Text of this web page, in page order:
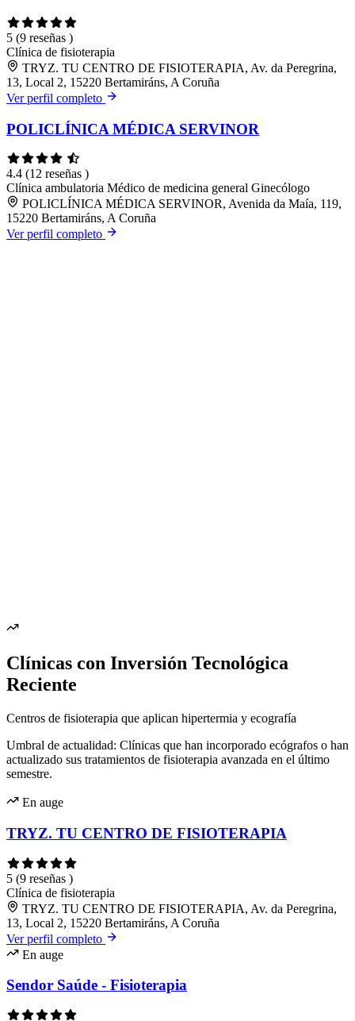
5 (9 reseñas )
Clínica de fisioterapia
TRYZ. TU CENTRO DE FISIOTERAPIA, Av. da Peregrina,
13, Local 2, 15220 Bertamiráns, A Coruña
Ver perfil completo
POLICLÍNICA MÉDICA SERVINOR
4.4 (12 reseñas )
Clínica ambulatoria Médico de medicina general Ginecólogo
POLICLÍNICA MÉDICA SERVINOR, Avenida da Maía, 119,
15220 Bertamiráns, A Coruña
Ver perfil completo
Clínicas con Inversión Tecnológica
Reciente
Centros de fisioterapia que aplican hipertermia y ecografía
Umbral de actualidad: Clínicas que han incorporado ecógrafos o han
actualizado sus tratamientos de fisioterapia avanzada en el último
semestre.
En auge
TRYZ. TU CENTRO DE FISIOTERAPIA
5 (9 reseñas )
Clínica de fisioterapia
TRYZ. TU CENTRO DE FISIOTERAPIA, Av. da Peregrina,
13, Local 2, 15220 Bertamiráns, A Coruña
Ver perfil completo
En auge
Sendor Saúde - Fisioterapia